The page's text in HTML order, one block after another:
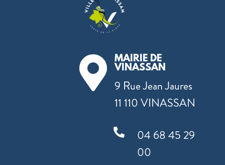

MAIRIE DE
VINASSAN
9 Rue Jean Jaures
11 110 VINASSAN

04 68 45 29
00